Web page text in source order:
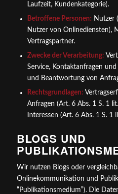
Laufzeit, Kundenkategorie).
Betroffene Personen: Nutzer
Nutzer von Onlinediensten),
Vertragspartner.
Zwecke der Verarbeitung:
Service, Kontaktanfragen
und Beantwortung von
Rechtsgrundlagen:
Anfragen (Art. 6 Abs. 1 S. 1
Interessen (Art. 6 Abs. 1 S. 1
BLOGS UND
Wir nutzen Blogs oder
Onlinekommunikation und
“Publikationsmedium”). Die